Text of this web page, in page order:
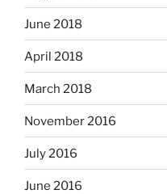
June 2018
April 2018
March 2018
November 2016
July 2016
June 2016